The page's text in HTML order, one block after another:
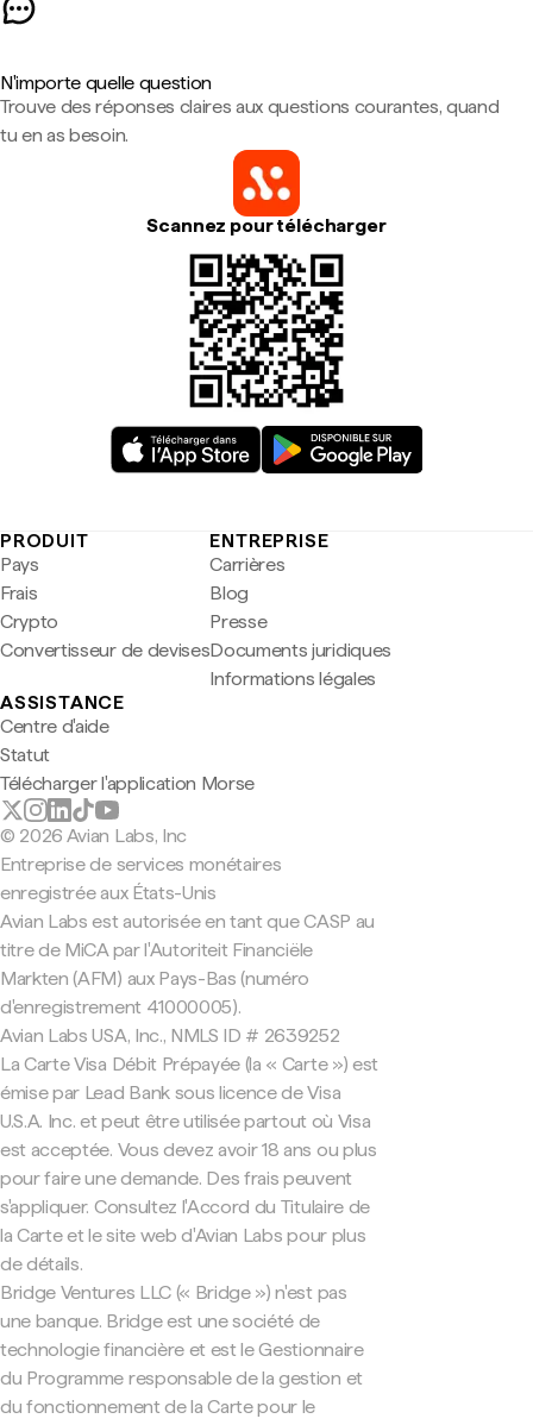
N'importe quelle question
Trouve des réponses claires aux questions courantes, quand
tu en as besoin.
Scannez pour télécharger
PRODUIT
Pays
Frais
Crypto
Convertisseur de devises
ENTREPRISE
Carrières
Blog
Presse
Documents juridiques
Informations légales
ASSISTANCE
Centre d'aide
Statut
Télécharger l'application Morse
© 2026 Avian Labs, Inc
Entreprise de services monétaires
enregistrée aux États-Unis
Avian Labs est autorisée en tant que CASP au
titre de MiCA par l'Autoriteit Financiële
Markten (AFM) aux Pays-Bas (numéro
d'enregistrement 41000005).
Avian Labs USA, Inc., NMLS ID # 2639252
La Carte Visa Débit Prépayée (la « Carte ») est
émise par Lead Bank sous licence de Visa
U.S.A. Inc. et peut être utilisée partout où Visa
est acceptée. Vous devez avoir 18 ans ou plus
pour faire une demande. Des frais peuvent
s'appliquer. Consultez l'Accord du Titulaire de
la Carte et le site web d'Avian Labs pour plus
de détails.
Bridge Ventures LLC (« Bridge ») n'est pas
une banque. Bridge est une société de
technologie financière et est le Gestionnaire
du Programme responsable de la gestion et
du fonctionnement de la Carte pour le